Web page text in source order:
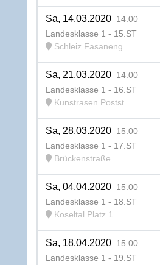
Sa, 14.03.2020 14:00
Landesklasse 1 - 15.ST
Schleiz Fasanengarten
Sa, 21.03.2020 14:00
Landesklasse 1 - 16.ST
Kunstrasen Poststraße
Sa, 28.03.2020 15:00
Landesklasse 1 - 17.ST
Brückenstraße
Sa, 04.04.2020 15:00
Landesklasse 1 - 18.ST
Koseltal Platz 1
Sa, 18.04.2020 15:00
Landesklasse 1 - 19.ST